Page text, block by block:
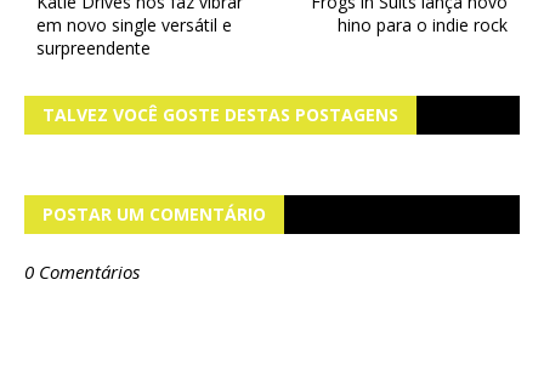
hino para o indie rock
em novo single versátil e
surpreendente
TALVEZ VOCÊ GOSTE DESTAS POSTAGENS
POSTAR UM COMENTÁRIO
0 Comentários